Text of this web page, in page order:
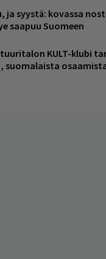
ja syystä: kovassa
saapuu Suomeen
KULT-klubi